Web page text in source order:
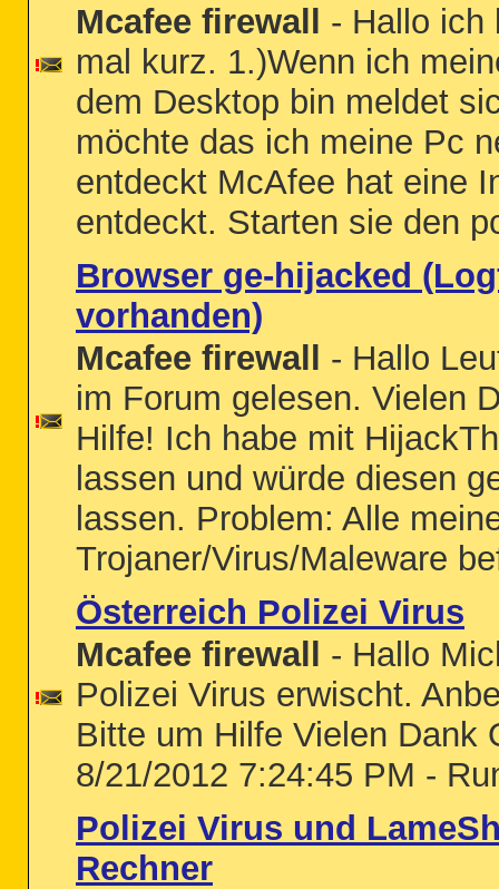
Mcafee firewall
- Hallo ich
mal kurz. 1.)Wenn ich
dem Desktop bin meldet
möchte das ich meine Pc
entdeckt McAfee hat eine
entdeckt. Starten sie den
Browser ge-hijacked
vorhanden)
Mcafee firewall
- Hallo
im Forum gelesen. Vielen
Hilfe! Ich habe mit
lassen und würde diesen
lassen. Problem: Alle
Trojaner/Virus/Maleware
Österreich Polizei Virus
Mcafee firewall
- Hallo
Polizei Virus erwischt.
Bitte um Hilfe Vielen Dank
8/21/2012 7:24:45 PM -
Polizei Virus und
Rechner